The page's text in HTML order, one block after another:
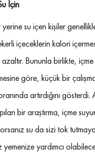
İçin
su içen kişiler
içeceklerin kalori
Bununla birlikte,
göre, küçük bir
artırdığını
bir araştırma, içme
su da sizi tok
yardımcı